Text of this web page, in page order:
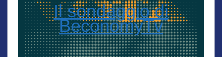
Il sondaggio di
BeconomyTv